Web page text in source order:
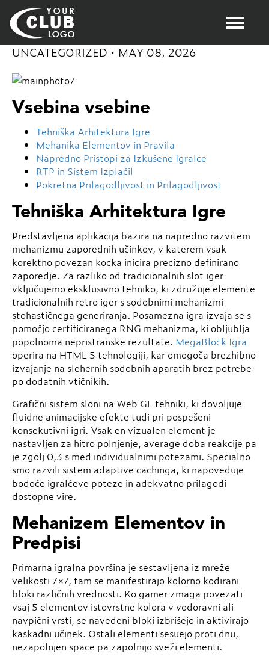
MegaBlock: Napredna Igralna Doživetje v
Svetu Spletnih Iger na Fortuno
UNCATEGORIZED • MAY 08, 2026
Vsebina vsebine
Tehniška Arhitektura Igre
Mehanika Elementov in Pravila
Napredno Pristopi za Izkušene Igralce
RTP in Sistem Izplačil
Pokretna Prilagodljivost in Prilagodljivost
Tehniška Arhitektura Igre
Predstavljena aplikacija bazira na napredno razvitem
mehanizmu zaporednih učinkov, v katerem vsak
korektno povezan kocka inicira precizno definirano
zaporedje. Za razliko od tradicionalnih slot iger
vključujemo eksklusivno tehniko, ki združuje elemente
tradicionalnih retro iger s sodobnimi mehanizmi
stohastičnega generiranja. Posamezna igra izvaja se s
pomočjo certificiranega RNG mehanizma, ki obljublja
popolnoma nepristranske rezultate. MegaBlock Igra
operira na HTML 5 tehnologiji, kar omogoča brezhibno
izvajanje na slehernih sodobnih aparatih brez potrebe
po dodatnih vtičnikih.
Grafični sistem sloni na Web GL tehniki, ki dovoljuje
fluidne animacijske efekte tudi pri pospešeni
konsekutivni igri. Vsak en vizualen element je
nastavljen za hitro polnjenje, average doba reakcije pa
je zgolj 0,3 s med individualnimi potezami. Specialno
smo razvili sistem adaptive cachinga, ki napoveduje
bodoče igralčeve poteze in adekvatno prilagodi
dostopne vire.
Mehanizem Elementov in
Predpisi
Primarna igralna površina je sestavljena iz mreže
velikosti 7×7, tam se manifestirajo kolorno kodirani
bloki različnih vrednosti. Ko gamer zmaga povezati
vsaj 5 elementov istovrstne kolora v vodoravni ali
navpični vrsti, se navedeni bloki izbrišejo in aktivirajo
kaskadni učinek. Ostali elementi sesuejo proti dnu,
nezapolnjen space pa zapolnijo sveži elementi.